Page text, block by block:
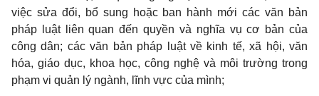
việc sửa đổi, bổ sung hoặc ban hành mới các văn bản
pháp luật liên quan đến quyền và nghĩa vụ cơ bản của
công dân; các văn bản pháp luật về kinh tế, xã hội, văn
hóa, giáo dục, khoa học, công nghệ và môi trường trong
phạm vi quản lý ngành, lĩnh vực của mình;